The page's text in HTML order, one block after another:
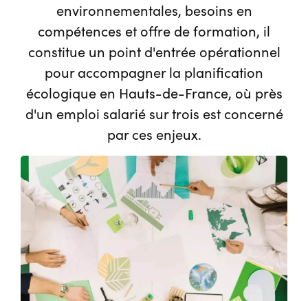
environnementales, besoins en
compétences et offre de formation, il
constitue un point d'entrée opérationnel
pour accompagner la planification
écologique en Hauts-de-France, où près
d'un emploi salarié sur trois est concerné
par ces enjeux.